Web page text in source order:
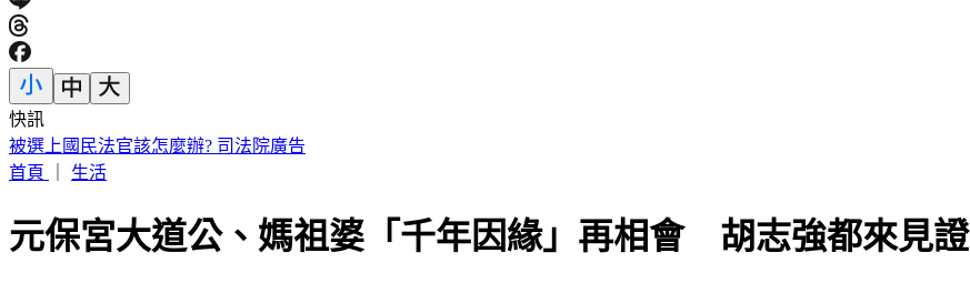
快訊
快訊／1億大樂透開獎！8/7「中獎號碼」出爐
首頁
生活
元保宮大道公、媽祖婆「千年因緣」再相會 胡志強都來見證